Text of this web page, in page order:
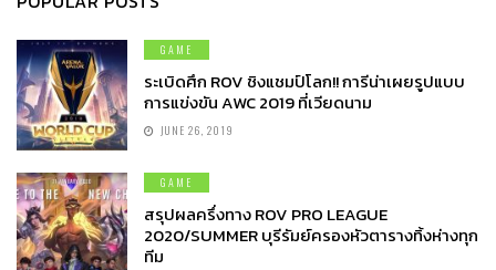
GAME
ระเบิดศึก ROV ชิงแชมป์โลก!! การีน่าเผยรูปแบบ
การแข่งขัน AWC 2019 ที่เวียดนาม
JUNE 26, 2019
GAME
สรุปผลครึ่งทาง ROV PRO LEAGUE
2020/SUMMER บุรีรัมย์ครองหัวตารางทิ้งห่างทุก
ทีม